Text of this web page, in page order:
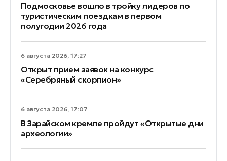
Подмосковье вошло в тройку лидеров по
туристическим поездкам в первом
полугодии 2026 года
6 августа 2026, 17:27
Открыт прием заявок на конкурс
«Серебряный скорпион»
6 августа 2026, 17:07
В Зарайском кремле пройдут «Открытые дни
археологии»